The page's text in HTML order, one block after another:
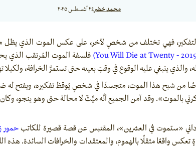
محمد خضر٢٤ أغسطس ٢٠٢٥
فهي تختلف من شخصٍ لآخر، على عكس الموت الذي يظل
فلسفة الموت المُرتقب الذي
ينبغي عليه الوقوع في وقتٍ بعينه حتى تستمرَّ الخرافة، ولكيلا
من شبح هذا الموت، متجسدًا في شخصٍ يُوقظ تفكيره، ويفتح له
بالموت». وقد آمن الجميع أنَّه ميِّتٌ لا محالة حتى وهو ينجو، وكان
«ستموت في العشرين»، المقتبس عن قصة قصيرة للكاتبحمور
تعكس واقعًا مثقلًا بالهموم، والمعتقدات والخرافات السائدة. هذه